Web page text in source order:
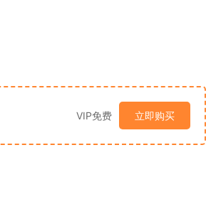
VIP免费 立即购买